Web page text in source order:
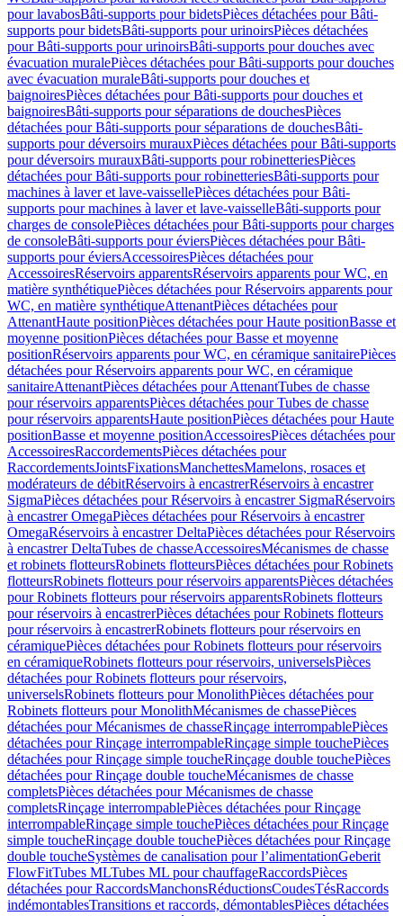
pour lavabosBâti-supports pour bidetsPièces détachées pour Bâti-
supports pour bidetsBâti-supports pour urinoirsPièces détachées
pour Bâti-supports pour urinoirsBâti-supports pour douches avec
évacuation muralePièces détachées pour Bâti-supports pour douches
avec évacuation muraleBâti-supports pour douches et
baignoiresPièces détachées pour Bâti-supports pour douches et
baignoiresBâti-supports pour séparations de douchesPièces
détachées pour Bâti-supports pour séparations de douchesBâti-
supports pour déversoirs murauxPièces détachées pour Bâti-supports
pour déversoirs murauxBâti-supports pour robinetteriesPièces
détachées pour Bâti-supports pour robinetteriesBâti-supports pour
machines à laver et lave-vaissellePièces détachées pour Bâti-
supports pour machines à laver et lave-vaisselleBâti-supports pour
charges de consolePièces détachées pour Bâti-supports pour charges
de consoleBâti-supports pour éviersPièces détachées pour Bâti-
supports pour éviersAccessoiresPièces détachées pour
AccessoiresRéservoirs apparentsRéservoirs apparents pour WC, en
matière synthétiquePièces détachées pour Réservoirs apparents pour
WC, en matière synthétiqueAttenantPièces détachées pour
AttenantHaute positionPièces détachées pour Haute positionBasse et
moyenne positionPièces détachées pour Basse et moyenne
positionRéservoirs apparents pour WC, en céramique sanitairePièces
détachées pour Réservoirs apparents pour WC, en céramique
sanitaireAttenantPièces détachées pour AttenantTubes de chasse
pour réservoirs apparentsPièces détachées pour Tubes de chasse
pour réservoirs apparentsHaute positionPièces détachées pour Haute
positionBasse et moyenne positionAccessoiresPièces détachées pour
AccessoiresRaccordementsPièces détachées pour
RaccordementsJointsFixationsManchettesMamelons, rosaces et
modérateurs de débitRéservoirs à encastrerRéservoirs à encastrer
SigmaPièces détachées pour Réservoirs à encastrer SigmaRéservoirs
à encastrer OmegaPièces détachées pour Réservoirs à encastrer
OmegaRéservoirs à encastrer DeltaPièces détachées pour Réservoirs
à encastrer DeltaTubes de chasseAccessoiresMécanismes de chasse
et robinets flotteursRobinets flotteursPièces détachées pour Robinets
flotteursRobinets flotteurs pour réservoirs apparentsPièces détachées
pour Robinets flotteurs pour réservoirs apparentsRobinets flotteurs
pour réservoirs à encastrerPièces détachées pour Robinets flotteurs
pour réservoirs à encastrerRobinets flotteurs pour réservoirs en
céramiquePièces détachées pour Robinets flotteurs pour réservoirs
en céramiqueRobinets flotteurs pour réservoirs, universelsPièces
détachées pour Robinets flotteurs pour réservoirs,
universelsRobinets flotteurs pour MonolithPièces détachées pour
Robinets flotteurs pour MonolithMécanismes de chassePièces
détachées pour Mécanismes de chasseRinçage interrompablePièces
détachées pour Rinçage interrompableRinçage simple touchePièces
détachées pour Rinçage simple toucheRinçage double touchePièces
détachées pour Rinçage double toucheMécanismes de chasse
completsPièces détachées pour Mécanismes de chasse
completsRinçage interrompablePièces détachées pour Rinçage
interrompableRinçage simple touchePièces détachées pour Rinçage
simple toucheRinçage double touchePièces détachées pour Rinçage
double toucheSystèmes de canalisation pour l’alimentationGeberit
FlowFitTubes MLTubes ML pour chauffageRaccordsPièces
détachées pour RaccordsManchonsRéductionsCoudesTésRaccords
indémontablesTransitions et raccords, démontablesPièces détachées